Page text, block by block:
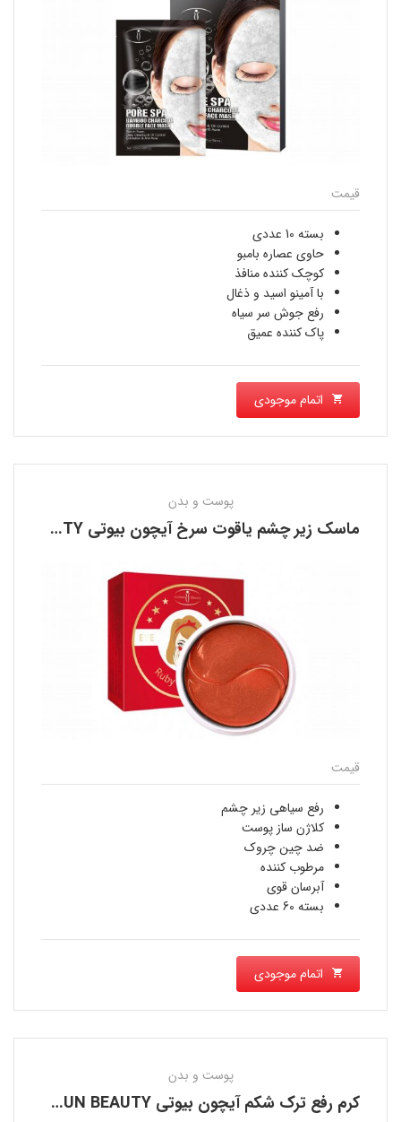
قیمت
بسته 10 عددی
حاوی عصاره بامبو
کوچک کننده منافذ
با آمینو اسید و ذغال
رفع جوش سر سیاه
پاک کننده عمیق
اتمام موجودی
پوست و بدن
ماسک زیر چشم یاقوت سرخ آیچون بیوتی AICHUN BEAUTY
قیمت
رفع سیاهی زیر چشم
کلاژن ساز پوست
ضد چین چروک
مرطوب کننده
آبرسان قوی
بسته 60 عددی
اتمام موجودی
پوست و بدن
کرم رفع ترک شکم آیچون بیوتی AICHUN BEAUTY